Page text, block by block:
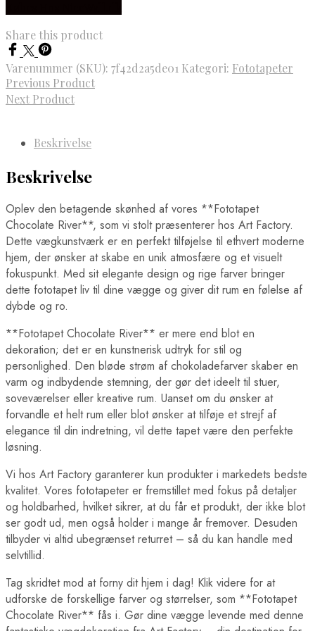
Silkeborg Plakater
Skagen Plakater
Tønder Plakater
Vejen Plakater
Vejle Plakater
Viborg Plakater
Vordingborg Plakater
Danmarkskort Plakater
Europa Byer Plakater
London Plakater
Madrid Plakater
Paris Plakater
Rom Plakater
Lande Plakater
Australien Plakater
Belgien Plakater
Brasilien Plakater
Bulgarien Plakater
Danmark Plakater
Egypten Plakater
Finland Plakater
Frankrig Plakater
Grækenland Plakater
Indien Plakater
Japan Plakater
Jordan Plakater
Verdens Byplakater
Beijing Plakater
Real Madrid Wallstickers
Share this product
Varenummer (SKU): 7f42d2a5de01 Kategori: Fototapeter
Previous Product
Next Product
Beskrivelse
Beskrivelse
Oplev den betagende skønhed af vores **Fototapet
Chocolate River**, som vi stolt præsenterer hos Art Factory.
Dette vægkunstværk er en perfekt tilføjelse til ethvert moderne
hjem, der ønsker at skabe en unik atmosfære og et visuelt
fokuspunkt. Med sit elegante design og rige farver bringer
dette fototapet liv til dine vægge og giver dit rum en følelse af
dybde og ro.
**Fototapet Chocolate River** er mere end blot en
dekoration; det er en kunstnerisk udtryk for stil og
personlighed. Den bløde strøm af chokoladefarver skaber en
varm og indbydende stemning, der gør det ideelt til stuer,
soveværelser eller kreative rum. Uanset om du ønsker at
forvandle et helt rum eller blot ønsker at tilføje et strejf af
elegance til din indretning, vil dette tapet være den perfekte
løsning.
Vi hos Art Factory garanterer kun produkter i markedets bedste
kvalitet. Vores fototapeter er fremstillet med fokus på detaljer
og holdbarhed, hvilket sikrer, at du får et produkt, der ikke blot
ser godt ud, men også holder i mange år fremover. Desuden
tilbyder vi altid ubegrænset returret – så du kan handle med
selvtillid.
Tag skridtet mod at forny dit hjem i dag! Klik videre for at
udforske de forskellige farver og størrelser, som **Fototapet
Chocolate River** fås i. Gør dine vægge levende med denne